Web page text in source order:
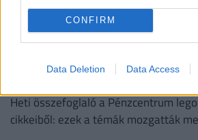
CONFIRM
Data Deletion Data Access
900 ezres a fizetés átlagosan
vállalatnál: sok álláshoz még
Heti összefoglaló a Pénzcentrum
cikkeiből: ezek a témák mozgatták